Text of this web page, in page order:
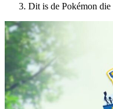
Dit is de Pokémon